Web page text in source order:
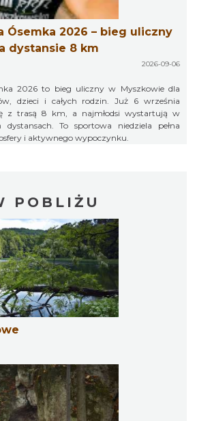
Ósemka 2026 – bieg uliczny
dystansie 8 km
2026-09-06
2026 to bieg uliczny w Myszkowie dla
dzieci i całych rodzin. Już 6 września
z trasą 8 km, a najmłodsi wystartują w
To sportowa niedziela pełna
i aktywnego wypoczynku.
POBLIŻU